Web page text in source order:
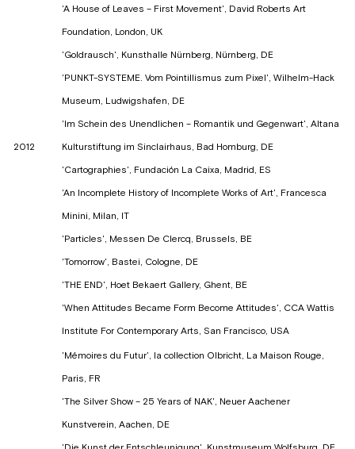
2012
'A House of Leaves – First Movement', David Roberts Art
Foundation, London, UK
'Goldrausch', Kunsthalle Nürnberg, Nürnberg, DE
'PUNKT-SYSTEME. Vom Pointillismus zum Pixel', Wilhelm-Hack
Museum, Ludwigshafen, DE
'Im Schein des Unendlichen – Romantik und Gegenwart', Altana
Kulturstiftung im Sinclairhaus, Bad Homburg, DE
'Cartographies', Fundación La Caixa, Madrid, ES
'An Incomplete History of Incomplete Works of Art', Francesca
Minini, Milan, IT
'Particles', Messen De Clercq, Brussels, BE
'Tomorrow', Bastei, Cologne, DE
'THE END', Hoet Bekaert Gallery, Ghent, BE
'When Attitudes Became Form Become Attitudes', CCA Wattis
Institute For Contemporary Arts, San Francisco, USA
'Mémoires du Futur', la collection Olbricht, La Maison Rouge,
Paris, FR
'The Silver Show – 25 Years of NAK', Neuer Aachener
Kunstverein, Aachen, DE